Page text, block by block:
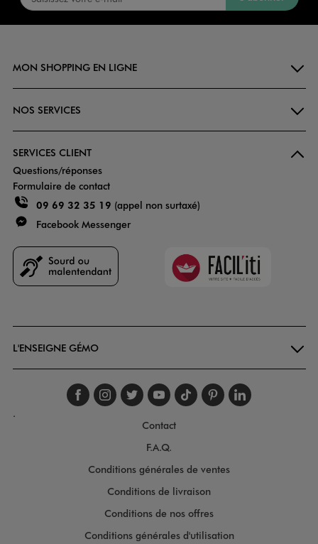
MON SHOPPING EN LIGNE
NOS SERVICES
SERVICES CLIENT
Questions/réponses
Formulaire de contact
09 69 32 35 19 (appel non surtaxé)
Facebook Messenger
Faciliti
L'ENSEIGNE GÉMO
Suivez-nous sur
Suivez-nous sur
Suivez-nous sur
Suivez-nous
Suivez-nous
Suivez-
.
Contact
F.A.Q.
Conditions générales de ventes
Conditions de livraison
Conditions de nos offres
Conditions générales d'utilisation